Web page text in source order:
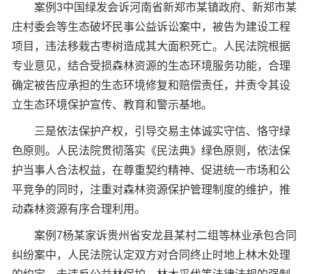
案例3中国绿发会诉河南省新郑市某镇政府、新郑市某
庄村委会等生态破坏民事公益诉讼案中，被告为建设工程
项目，违法移栽古枣树造成其大面积死亡。人民法院根据
专业意见，结合受损森林资源的生态环境服务功能，合理
确定被告应承担的生态环境修复和赔偿责任，并责令其设
立生态环境保护宣传、教育和警示基地。
三是依法保护产权，引导交易主体诚实守信、恪守绿
色原则。人民法院贯彻落实《民法典》绿色原则，依法保
护当事人合法权益，在尊重契约精神、促进统一市场和公
平竞争的同时，注重对森林资源保护管理制度的维护，推
动森林资源有序合理利用。
案例7杨某家诉贵州省安龙县某村二组等林业承包合同
纠纷案中，人民法院认定双方对合同终止时地上林木处理